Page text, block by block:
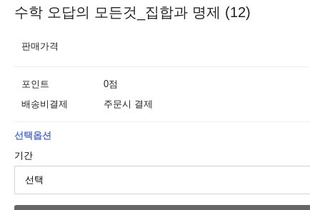
수학 오답의 모든것_집합과 명제 (12)
판매가격
포인트
0점
배송비결제
주문시 결제
선택옵션
기간